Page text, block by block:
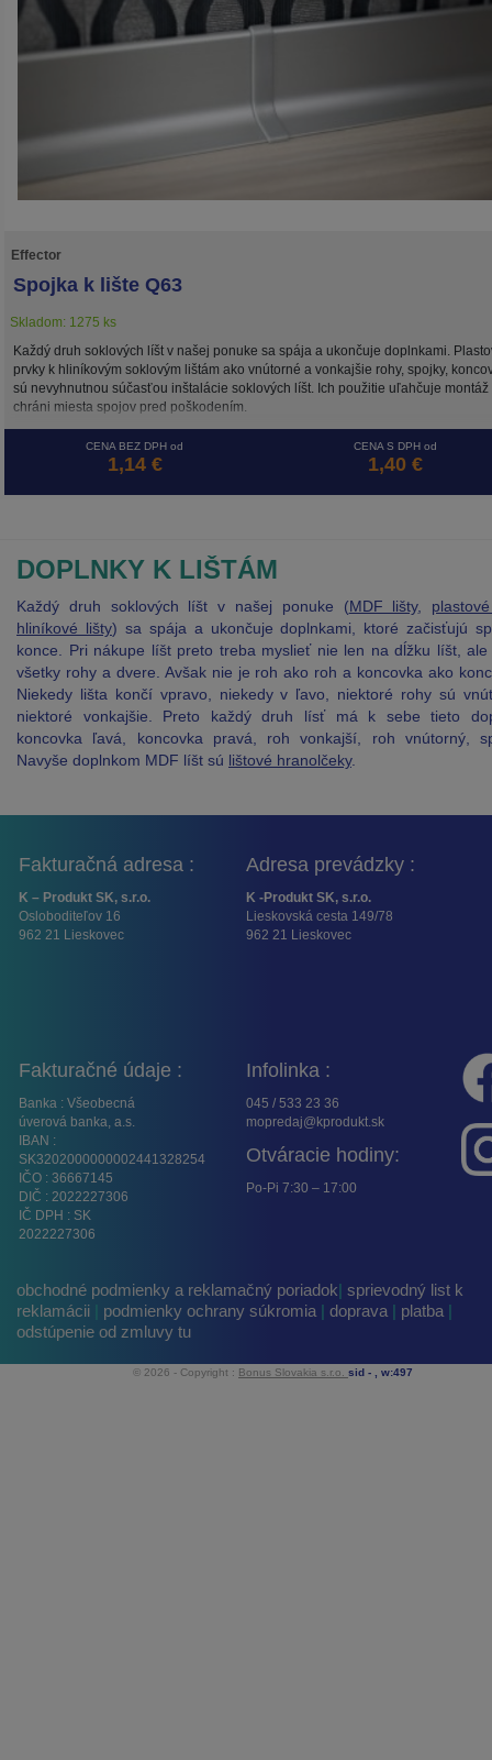
Effector
Spojka k lište Q63
Skladom: 1275 ks
Každý druh soklových líšt v našej ponuke sa spája a ukončuje doplnkami.
prvky k hliníkovým soklovým lištám ako vnútorné a vonkajšie rohy, spojky,
sú nevyhnutnou súčasťou inštalácie soklových líšt. Ich použitie uľahčuje montáž
chráni miesta spojov pred poškodením.
CENA BEZ DPH od
1,14 €
CENA S DPH od
1,40 €
DOPLNKY K LIŠTÁM
Každý druh soklových líšt v našej ponuke (MDF lišty,
hliníkové lišty) sa spája a ukončuje doplnkami, ktoré začisťujú
konce. Pri nákupe líšt preto treba myslieť nie len na dĺžku líšt,
všetky rohy a dvere. Avšak nie je roh ako roh a koncovka ako
Niekedy lišta končí vpravo, niekedy v ľavo, niektoré rohy sú
niektoré vonkajšie. Preto každý druh lísť má k sebe tieto
koncovka ľavá, koncovka pravá, roh vonkajší, roh vnútorný,
Navyše doplnkom MDF líšt sú lištové hranolčeky.
Fakturačná adresa :
K – Produkt SK, s.r.o.
Osloboditeľov 16
962 21 Lieskovec
Adresa prevádzky :
K -Produkt SK, s.r.o.
Lieskovská cesta 149/78
962 21 Lieskovec
Fakturačné údaje :
Banka : Všeobecná
úverová banka, a.s.
IBAN :
SK3202000000002441328254
IČO : 36667145
DIČ : 2022227306
IČ DPH : SK
2022227306
Infolinka :
045 / 533 23 36
mopredaj@kprodukt.sk
Otváracie hodiny:
Po-Pi 7:30 – 17:00
obchodné podmienky a reklamačný poriadok| sprievodný list k
reklamácii
podmienky ochrany súkromia | doprava | platba |
odstúpenie od zmluvy tu
© 2026 - Copyright : Bonus Slovakia s.r.o. sid - , w:497